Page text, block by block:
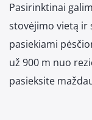
Pasirinktinai
stovėjimo vietą ir
pasiekiami
už 900 m nuo
pasieksite